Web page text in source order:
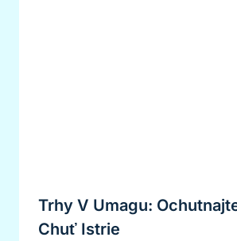
Trhy V Umagu:
Chuť Istrie